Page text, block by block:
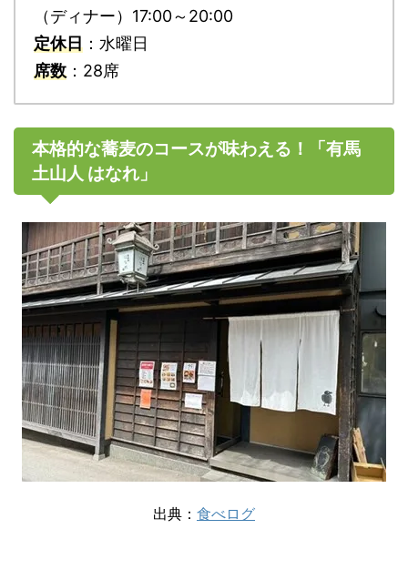
（ディナー）17:00～20:00
定休日 ：水曜日
席数 ：28席
本格的な蕎麦のコースが味わえる！「有馬
土山人 はなれ」
出典： 食べログ